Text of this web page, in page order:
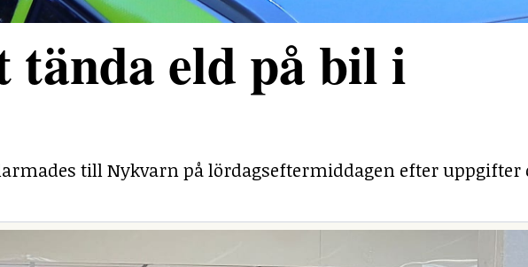
tända eld på bil i
till Nykvarn på lördagseftermiddagen efter uppgifter